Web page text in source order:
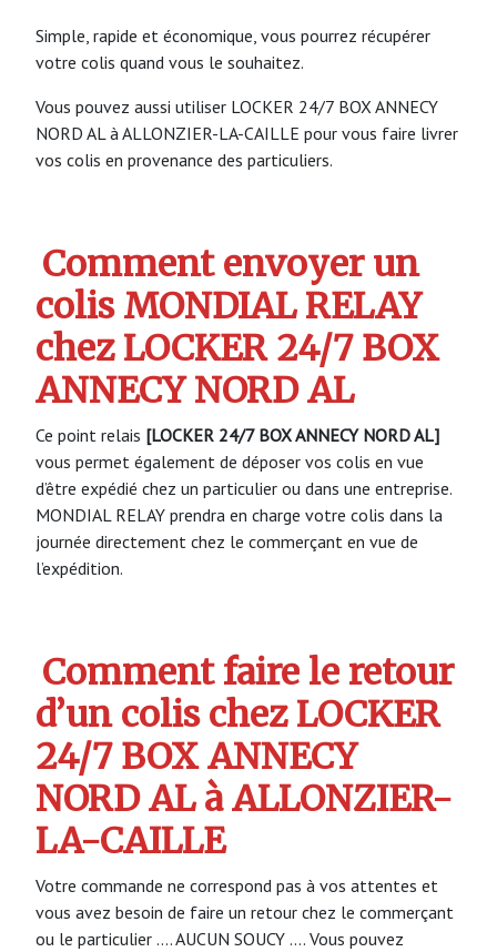
Simple, rapide et économique, vous pourrez récupérer
votre colis quand vous le souhaitez.
Vous pouvez aussi utiliser LOCKER 24/7 BOX ANNECY
NORD AL à ALLONZIER-LA-CAILLE pour vous faire livrer
vos colis en provenance des particuliers.
Comment envoyer un
colis MONDIAL RELAY
chez LOCKER 24/7 BOX
ANNECY NORD AL
Ce point relais [LOCKER 24/7 BOX ANNECY NORD AL]
vous permet également de déposer vos colis en vue
d’être expédié chez un particulier ou dans une entreprise.
MONDIAL RELAY prendra en charge votre colis dans la
journée directement chez le commerçant en vue de
l’expédition.
Comment faire le retour
d’un colis chez LOCKER
24/7 BOX ANNECY
NORD AL à ALLONZIER-
LA-CAILLE
Votre commande ne correspond pas à vos attentes et
vous avez besoin de faire un retour chez le commerçant
ou le particulier …. AUCUN SOUCY …. Vous pouvez